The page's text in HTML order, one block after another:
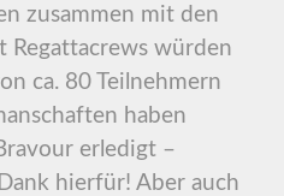
zusammen mit den
Regattacrews würden
ca. 80 Teilnehmern
haben
erledigt –
hierfür! Aber auch